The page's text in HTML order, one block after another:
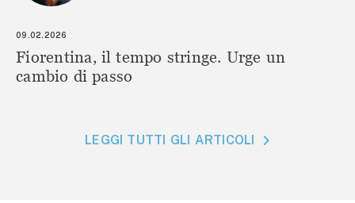
09.02.2026
Fiorentina, il tempo stringe. Urge un
cambio di passo
LEGGI TUTTI GLI ARTICOLI